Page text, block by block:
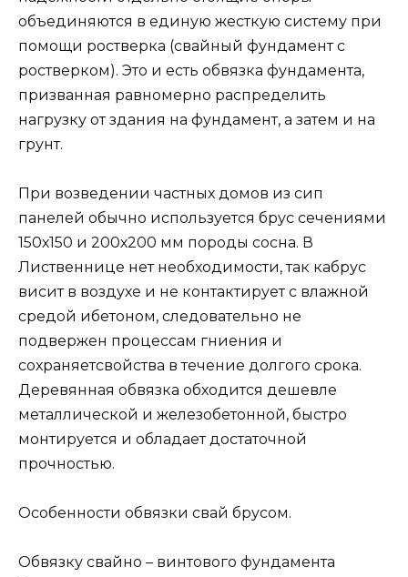
объединяются в единую жесткую систему при
помощи ростверка (свайный фундамент с
ростверком). Это и есть обвязка фундамента,
призванная равномерно распределить
нагрузку от здания на фундамент, а затем и на
грунт.
При возведении частных домов из сип
панелей обычно используется брус сечениями
150х150 и 200х200 мм породы сосна. В
Лиственнице нет необходимости, так кабрус
висит в воздухе и не контактирует с влажной
средой ибетоном, следовательно не
подвержен процессам гниения и
сохраняетсвойства в течение долгого срока.
Деревянная обвязка обходится дешевле
металлической и железобетонной, быстро
монтируется и обладает достаточной
прочностью.
Особенности обвязки свай брусом.
Обвязку свайно – винтового фундамента